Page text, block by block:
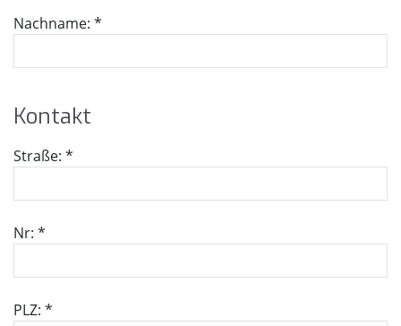
Nachname: *
Kon­takt
Straße: *
Nr: *
PLZ: *